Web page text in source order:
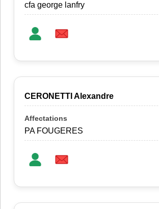
cfa george lanfry
CERONETTI Alexandre
PA FOUGERES